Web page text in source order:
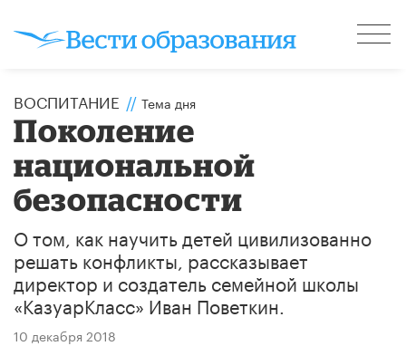
ВОСПИТАНИЕ // Тема дня
Поколение
национальной
безопасности
О том, как научить детей цивилизованно
решать конфликты, рассказывает
директор и создатель семейной школы
«КазуарКласс» Иван Поветкин.
10 декабря 2018